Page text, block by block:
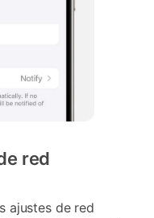
red
ajustes de red